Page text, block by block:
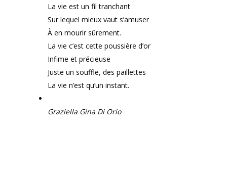
La vie est un fil tranchant
Sur lequel mieux vaut s’amuser
À en mourir sûrement.
La vie c’est cette poussière d’or
Infime et précieuse
Juste un souffle, des paillettes
La vie n’est qu’un instant.
Graziella Gina Di Orio